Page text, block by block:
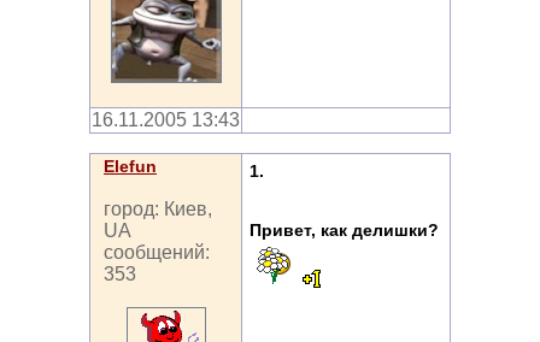
16.11.2005 13:43
Elefun
город: Киев,
UA
сообщений:
353
1.
Привет, как делишки?